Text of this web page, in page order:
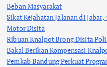
Beban Masyarakat
Sikat Kejahatan Jalanan di
Motor Disita
Ribuan Knalpot Brong Disita
Bakal Berikan Kompensasi
Pemkab Bandung Perkuat